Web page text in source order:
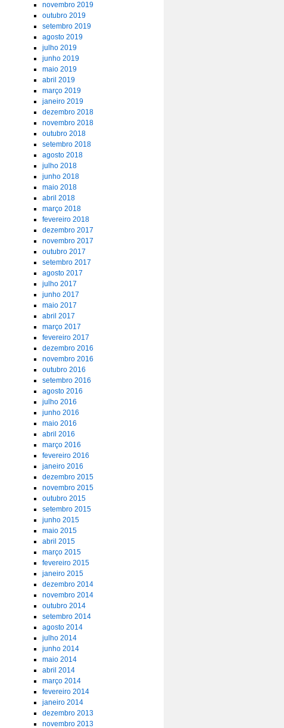
novembro 2019
outubro 2019
setembro 2019
agosto 2019
julho 2019
junho 2019
maio 2019
abril 2019
março 2019
janeiro 2019
dezembro 2018
novembro 2018
outubro 2018
setembro 2018
agosto 2018
julho 2018
junho 2018
maio 2018
abril 2018
março 2018
fevereiro 2018
dezembro 2017
novembro 2017
outubro 2017
setembro 2017
agosto 2017
julho 2017
junho 2017
maio 2017
abril 2017
março 2017
fevereiro 2017
dezembro 2016
novembro 2016
outubro 2016
setembro 2016
agosto 2016
julho 2016
junho 2016
maio 2016
abril 2016
março 2016
fevereiro 2016
janeiro 2016
dezembro 2015
novembro 2015
outubro 2015
setembro 2015
junho 2015
maio 2015
abril 2015
março 2015
fevereiro 2015
janeiro 2015
dezembro 2014
novembro 2014
outubro 2014
setembro 2014
agosto 2014
julho 2014
junho 2014
maio 2014
abril 2014
março 2014
fevereiro 2014
janeiro 2014
dezembro 2013
novembro 2013